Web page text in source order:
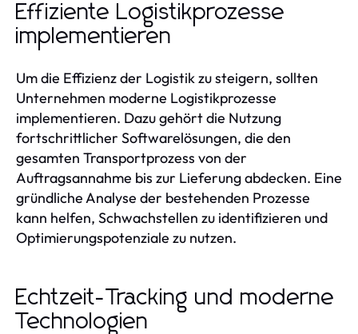
Effiziente Logistikprozesse
implementieren
Um die Effizienz der Logistik zu steigern, sollten
Unternehmen moderne Logistikprozesse
implementieren. Dazu gehört die Nutzung
fortschrittlicher Softwarelösungen, die den
gesamten Transportprozess von der
Auftragsannahme bis zur Lieferung abdecken. Eine
gründliche Analyse der bestehenden Prozesse
kann helfen, Schwachstellen zu identifizieren und
Optimierungspotenziale zu nutzen.
Echtzeit-Tracking und moderne
Technologien